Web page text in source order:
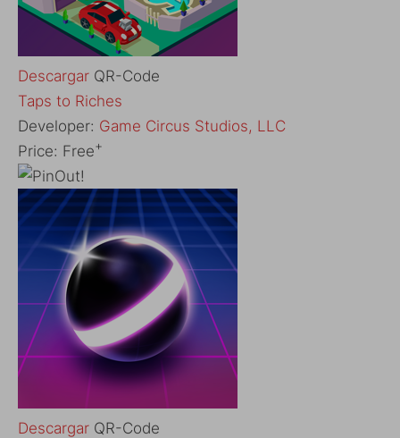
Descargar QR-Code
‎Taps to Riches
Developer: Game Circus Studios, LLC
Price: Free+
Descargar QR-Code